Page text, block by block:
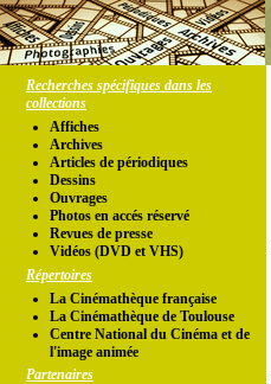
Recherches spécifiques dans les
collections
Affiches
Archives
Articles de périodiques
Dessins
Ouvrages
Photos en accés réservé
Revues de presse
Vidéos (DVD et VHS)
Répertoires
La Cinémathèque française
La Cinémathèque de Toulouse
Centre National du Cinéma et de
l'image animée
Partenaires